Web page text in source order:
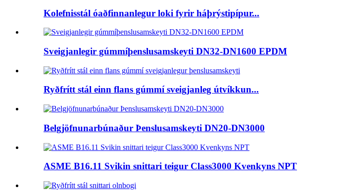
Kolefnisstál óaðfinnanlegur loki fyrir háþrýstipípur...
Sveigjanlegir gúmmíþenslusamskeyti DN32-DN1600 EPDM
Ryðfrítt stál einn flans gúmmí sveigjanleg útvíkkun...
Belgjöfnunarbúnaður Þenslusamskeyti DN20-DN3000
ASME B16.11 Svikin snittari teigur Class3000 Kvenkyns NPT